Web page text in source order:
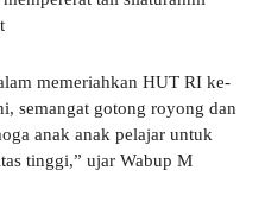
memeriahkan HUT RI ke-
semangat gotong royong dan
anak anak pelajar untuk
tinggi,” ujar Wabup M